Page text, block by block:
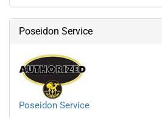
Poseidon Service
Poseidon Service